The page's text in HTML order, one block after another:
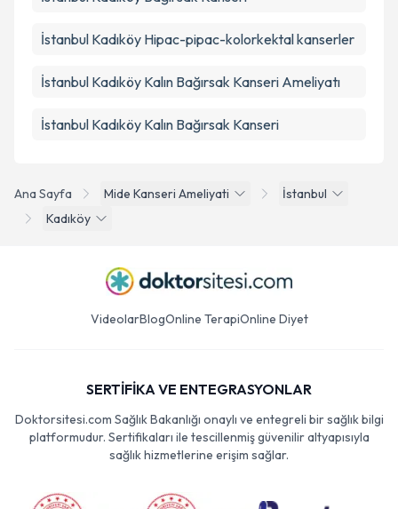
Ana Sayfa Mide Kanseri Ameliyati
İstanbul
Kadıköy
İstanbul Kadıköy Hipac-pipac-kolorkektal kanserler
İstanbul Kadıköy Kalın Bağırsak Kanseri Ameliyatı
İstanbul Kadıköy Kalın Bağırsak Kanseri
VideolarBlogOnline TerapiOnline Diyet
SERTİFİKA VE ENTEGRASYONLAR
Doktorsitesi.com Sağlık Bakanlığı onaylı ve entegreli bir sağlık bilgi
platformudur. Sertifikaları ile tescillenmiş güvenilir altyapısıyla
sağlık hizmetlerine erişim sağlar.